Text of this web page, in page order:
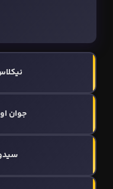
جوان